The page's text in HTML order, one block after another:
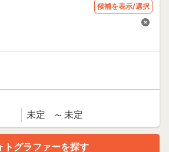
候補を表示/選択